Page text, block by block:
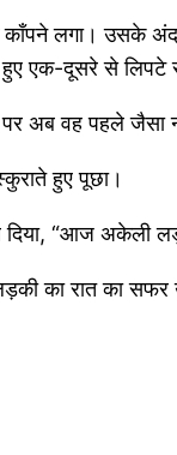
काँपने लगा। उसके
हुए एक-दूसरे से
पर अब वह पहले जैसा
हुए पूछा।
दिया, “आज अकेली
का रात का